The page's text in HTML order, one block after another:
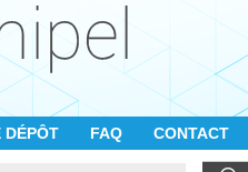
DÉPÔT FAQ CONTACT